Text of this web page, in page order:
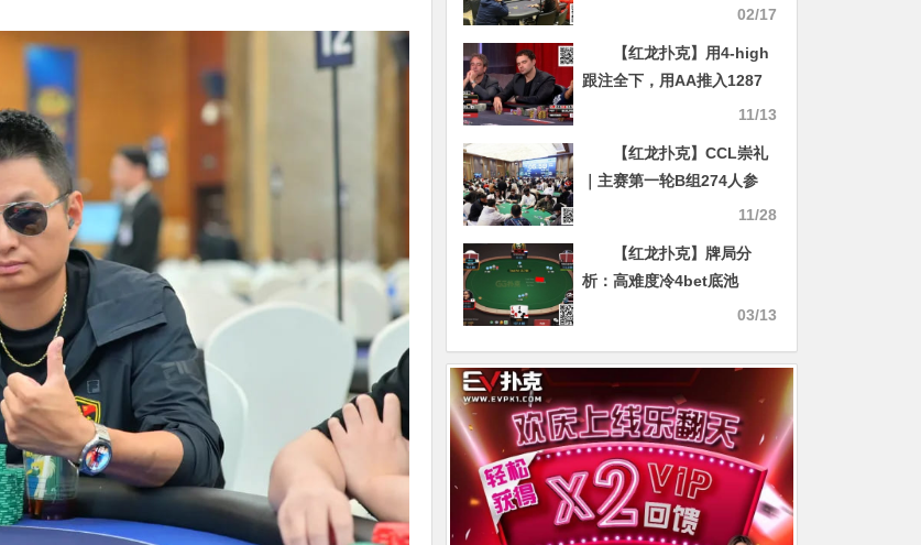
夺JEJU杯冠军！其他国人选
更多赛事明日推出！
【SUPER CUP济州】
02/17
【红龙扑克】用4-high
跟注全下，用AA推入1287
个BB——Alan Keating是
11/13
【红龙扑克】CCL崇礼
｜主赛第一轮B组274人参
11/28
【红龙扑克】牌局分
析：高难度冷4bet底池
03/13